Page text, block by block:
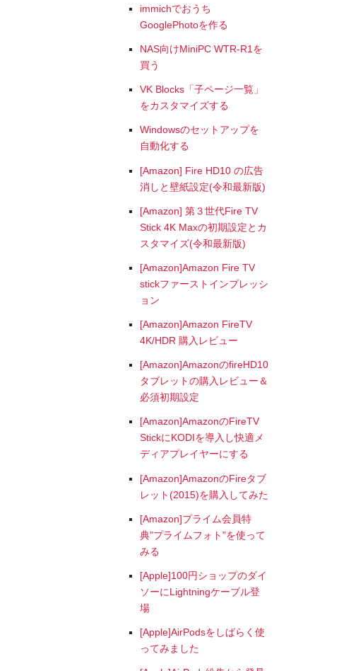
immichでおうち
GooglePhotoを作る
NAS向けMiniPC WTR-R1を
買う
VK Blocks「子ページ一覧」
をカスタマイズする
Windowsのセットアップを
自動化する
[Amazon] Fire HD10 の広告
消しと壁紙設定(令和最新版)
[Amazon] 第３世代Fire TV
Stick 4K Maxの初期設定とカ
スタマイズ(令和最新版)
[Amazon]Amazon Fire TV
stickファーストインプレッシ
ョン
[Amazon]Amazon FireTV
4K/HDR 購入レビュー
[Amazon]AmazonのfireHD10
タブレットの購入レビュー＆
必須初期設定
[Amazon]AmazonのFireTV
StickにKODIを導入し快適メ
ディアプレイヤーにする
[Amazon]AmazonのFireタブ
レット(2015)を購入してみた
[Amazon]プライム会員特
典"プライムフォト"を使って
みる
[Apple]100円ショップのダイ
ソーにLightningケーブル登
場
[Apple]AirPodsをしばらく使
ってみました